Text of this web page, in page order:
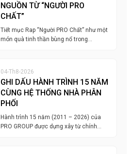
NGUỒN TỪ “NGƯỜI PRO
CHẤT”
Tiết mục Rap “Người PRO Chất” như một
món quà tinh thần bùng nổ trong…
04-Th8-2026
GHI DẤU HÀNH TRÌNH 15 NĂM
CÙNG HỆ THỐNG NHÀ PHÂN
PHỐI
Hành trình 15 năm (2011 – 2026) của
PRO GROUP được dựng xây từ chính…